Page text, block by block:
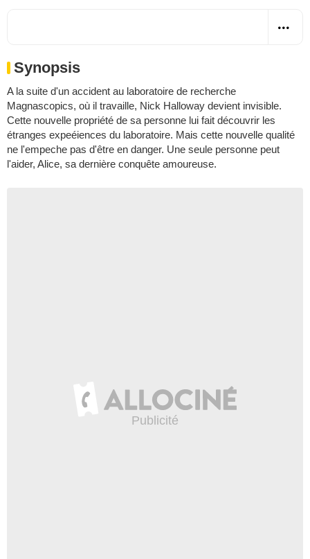
Synopsis
A la suite d'un accident au laboratoire de recherche
Magnascopics, où il travaille, Nick Halloway devient invisible.
Cette nouvelle propriété de sa personne lui fait découvrir les
étranges expeéiences du laboratoire. Mais cette nouvelle qualité
ne l'empeche pas d'être en danger. Une seule personne peut
l'aider, Alice, sa dernière conquête amoureuse.